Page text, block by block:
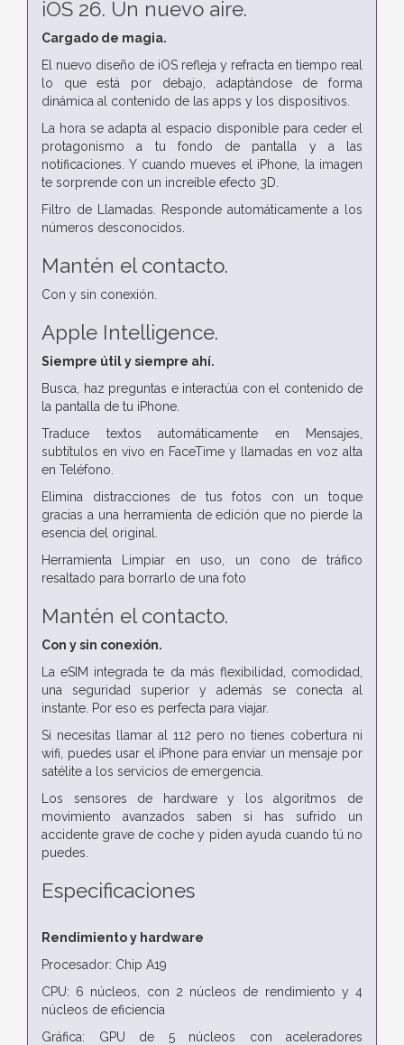
iOS 26. Un nuevo aire.
Cargado de magia.
El nuevo diseño de iOS refleja y refracta en tiempo real
lo que está por debajo, adaptándose de forma
dinámica al contenido de las apps y los dispositivos.
La hora se adapta al espacio disponible para ceder el
protagonismo a tu fondo de pantalla y a las
notificaciones. Y cuando mueves el iPhone, la imagen
te sorprende con un increíble efecto 3D.
Filtro de Llamadas. Responde automáticamente a los
números desconocidos.
Mantén el contacto.
Con y sin conexión.
Apple Intelligence.
Siempre útil y siempre ahí.
Busca, haz preguntas e interactúa con el contenido de
la pantalla de tu iPhone.
Traduce textos automáticamente en Mensajes,
subtítulos en vivo en FaceTime y llamadas en voz alta
en Teléfono.
Elimina distracciones de tus fotos con un toque
gracias a una herramienta de edición que no pierde la
esencia del original.
Herramienta Limpiar en uso, un cono de tráfico
resaltado para borrarlo de una foto
Mantén el contacto.
Con y sin conexión.
La eSIM integrada te da más flexibilidad, comodidad,
una seguridad superior y además se conecta al
instante. Por eso es perfecta para viajar.
Si necesitas llamar al 112 pero no tienes cobertura ni
wifi, puedes usar el iPhone para enviar un mensaje por
satélite a los servicios de emergencia.
Los sensores de hardware y los algoritmos de
movimiento avanzados saben si has sufrido un
accidente grave de coche y piden ayuda cuando tú no
puedes.
Especificaciones
Rendimiento y hardware
Procesador: Chip A19
CPU: 6 núcleos, con 2 núcleos de rendimiento y 4
núcleos de eficiencia
Gráfica: GPU de 5 núcleos con aceleradores